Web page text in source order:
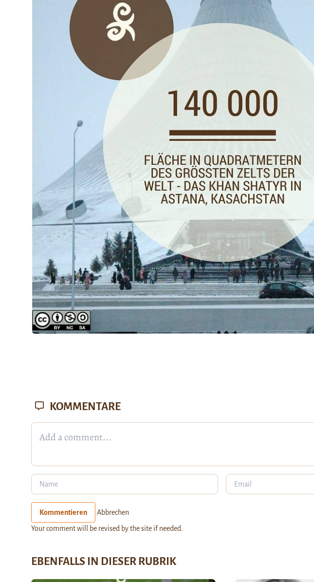
KOMMENTARE
Kommentieren Abbrechen
Your comment will be revised by the site if needed.
EBENFALLS IN DIESER RUBRIK